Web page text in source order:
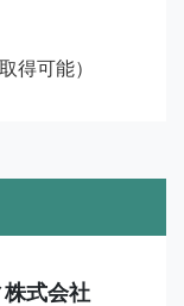
得可能）
式会社